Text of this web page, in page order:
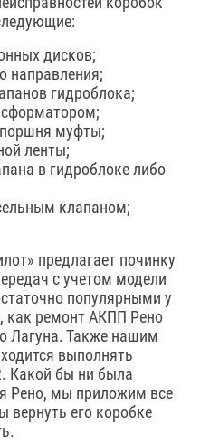
дисков;
направления;
гидроблока;
муфты;
ленты;
в гидроблоке либо
клапаном;
предлагает починку
с учетом модели
популярными у
как ремонт АКПП Рено
Лагуна. Также нашим
выполнять
Какой бы ни была
Рено, мы приложим все
вернуть его коробке